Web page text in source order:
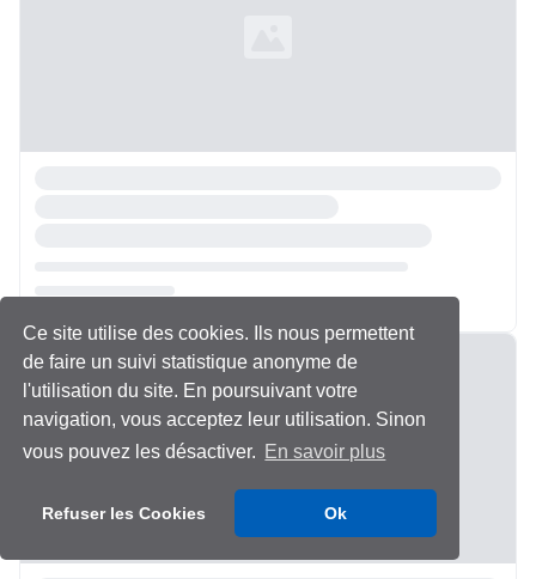
Ce site utilise des cookies. Ils nous permettent
de faire un suivi statistique anonyme de
l'utilisation du site. En poursuivant votre
navigation, vous acceptez leur utilisation. Sinon
vous pouvez les désactiver. En savoir plus
Refuser les Cookies Ok
Chargement...